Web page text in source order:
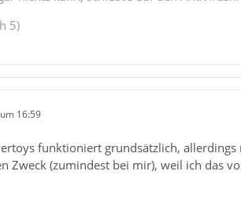
5)
16:59
funktioniert grundsätzlich,
Zweck (zumindest bei mir), weil ich das